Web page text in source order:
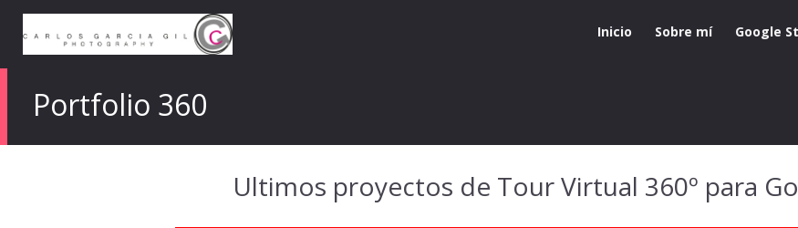
Inicio Sobre mí Google
Portfolio 360
Ultimos proyectos de Tour Virtual 360º para